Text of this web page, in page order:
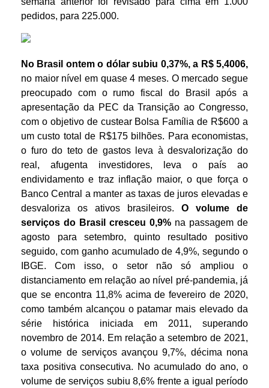
pedidos, para 225.000.
No Brasil ontem o dólar subiu 0,37%, a R$ 5,4006,
no maior nível em quase 4 meses. O mercado segue
preocupado com o rumo fiscal do Brasil após a
apresentação da PEC da Transição ao Congresso,
com o objetivo de custear Bolsa Família de R$600 a
um custo total de R$175 bilhões. Para economistas,
o furo do teto de gastos leva à desvalorização do
real, afugenta investidores, leva o país ao
endividamento e traz inflação maior, o que força o
Banco Central a manter as taxas de juros elevadas e
desvaloriza os ativos brasileiros. O volume de
serviços do Brasil cresceu 0,9% na passagem de
agosto para setembro, quinto resultado positivo
seguido, com ganho acumulado de 4,9%, segundo o
IBGE. Com isso, o setor não só ampliou o
distanciamento em relação ao nível pré-pandemia, já
que se encontra 11,8% acima de fevereiro de 2020,
como também alcançou o patamar mais elevado da
série histórica iniciada em 2011, superando
novembro de 2014. Em relação a setembro de 2021,
o volume de serviços avançou 9,7%, décima nona
taxa positiva consecutiva. No acumulado do ano, o
volume de serviços subiu 8,6% frente a igual período